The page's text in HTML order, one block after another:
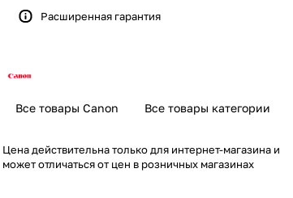
Расширенная гарантия
Все товары Canon Все товары категории
Цена действительна только для интернет-магазина и
может отличаться от цен в розничных магазинах